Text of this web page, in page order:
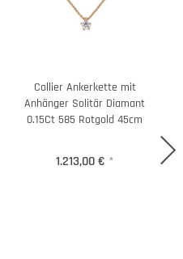
Collier Ankerkette mit
Anhänger Solitär Diamant
0.15Ct 585 Rotgold 45cm
1.213,00 € *